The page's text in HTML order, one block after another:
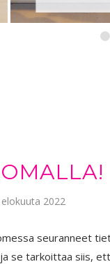
2022
seuranneet
se tarkoittaa siis,